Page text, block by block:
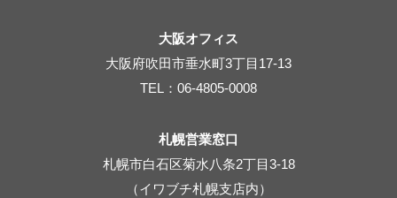
大阪オフィス
大阪府吹田市垂水町3丁目17-13
TEL：06-4805-0008
札幌営業窓口
札幌市白石区菊水八条2丁目3-18
（イワブチ札幌支店内）